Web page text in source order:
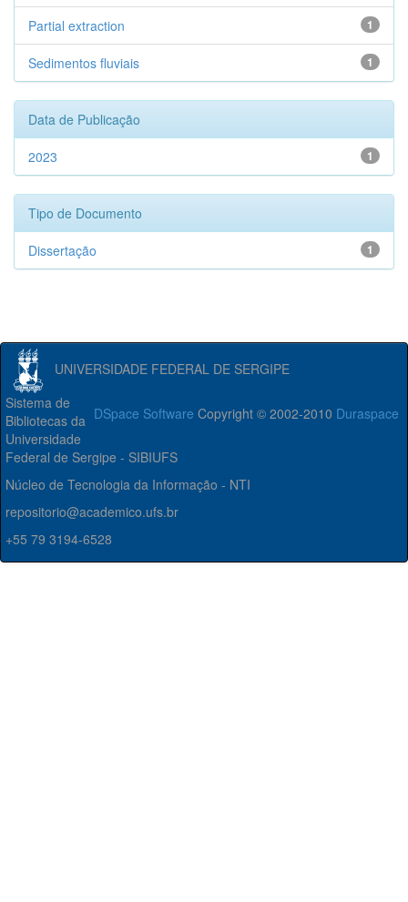
1
Partial extraction
1
Sedimentos fluviais
Data de Publicação
1
2023
Tipo de Documento
1
Dissertação
UNIVERSIDADE FEDERAL DE SERGIPE
DSpace Software Copyright © 2002-2010 Duraspace
Sistema de
Bibliotecas da
Universidade
Federal de Sergipe - SIBIUFS
Núcleo de Tecnologia da Informação - NTI
repositorio@academico.ufs.br
+55 79 3194-6528